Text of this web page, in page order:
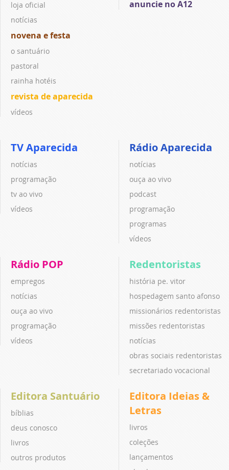
loja oficial
notícias
novena e festa
o santuário
pastoral
rainha hotéis
revista de aparecida
vídeos
anuncie no A12
TV Aparecida
notícias
programação
tv ao vivo
vídeos
Rádio Aparecida
notícias
ouça ao vivo
podcast
programação
programas
vídeos
Rádio POP
empregos
notícias
ouça ao vivo
programação
vídeos
Redentoristas
história pe. vitor
hospedagem santo afonso
missionários redentoristas
missões redentoristas
notícias
obras sociais redentoristas
secretariado vocacional
Editora Santuário
bíblias
deus conosco
livros
outros produtos
Editora Ideias &
Letras
livros
coleções
lançamentos